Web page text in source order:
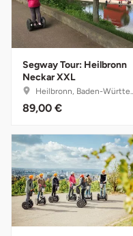
Segway Tour: Heilbronn
Neckar XXL
Heilbronn, Baden-Württemberg
89,00 €
Freiberg
Freiburg
Fulda
Fürstenfeldbruck
Fürth
Geiselwind
Gelnhausen